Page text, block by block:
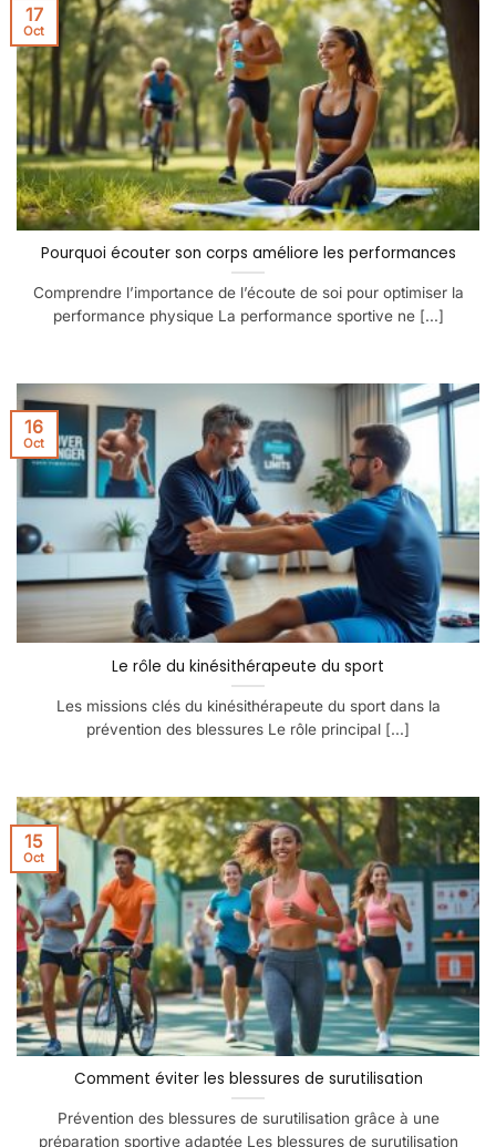
Pourquoi écouter son corps améliore les performances
Comprendre l’importance de l’écoute de soi pour optimiser la
performance physique La performance sportive ne [...]
17
Oct
Le rôle du kinésithérapeute du sport
Les missions clés du kinésithérapeute du sport dans la
prévention des blessures Le rôle principal [...]
16
Oct
Comment éviter les blessures de surutilisation
Prévention des blessures de surutilisation grâce à une
préparation sportive adaptée Les blessures de surutilisation
15
Oct